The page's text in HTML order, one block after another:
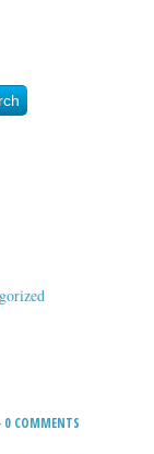
0 COMMENTS